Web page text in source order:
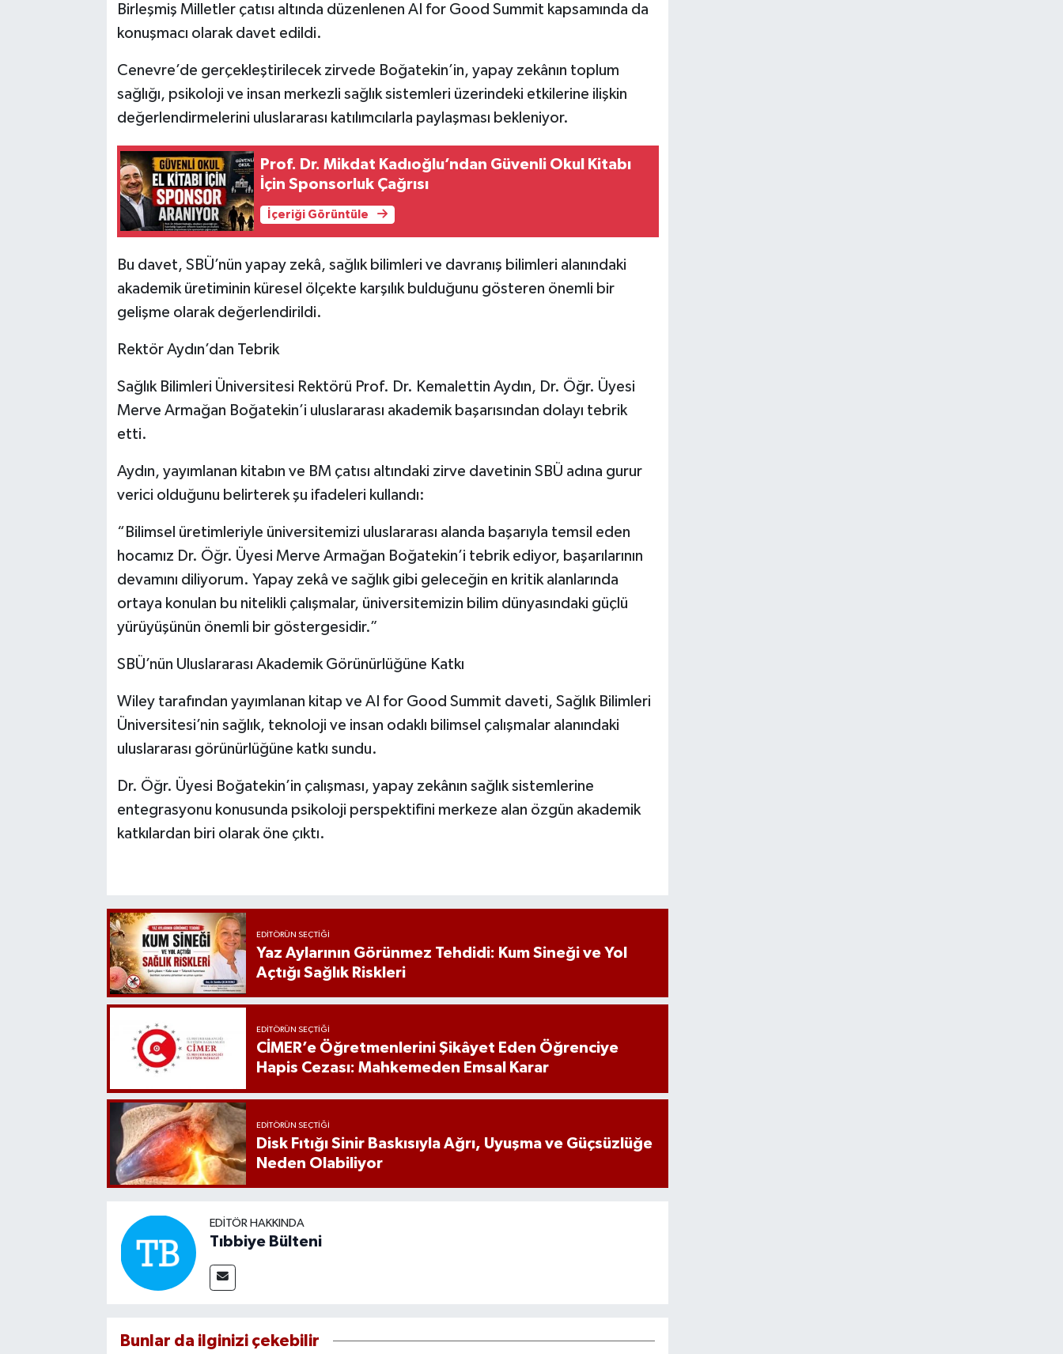
Birleşmiş Milletler çatısı altında düzenlenen AI for Good Summit kapsamında da
konuşmacı olarak davet edildi.
Cenevre’de gerçekleştirilecek zirvede Boğatekin’in, yapay zekânın toplum
sağlığı, psikoloji ve insan merkezli sağlık sistemleri üzerindeki etkilerine ilişkin
değerlendirmelerini uluslararası katılımcılarla paylaşması bekleniyor.
Prof. Dr. Mikdat Kadıoğlu’ndan Güvenli Okul Kitabı
İçin Sponsorluk Çağrısı
İçeriği Görüntüle
Bu davet, SBÜ’nün yapay zekâ, sağlık bilimleri ve davranış bilimleri alanındaki
akademik üretiminin küresel ölçekte karşılık bulduğunu gösteren önemli bir
gelişme olarak değerlendirildi.
Rektör Aydın’dan Tebrik
Sağlık Bilimleri Üniversitesi Rektörü Prof. Dr. Kemalettin Aydın, Dr. Öğr. Üyesi
Merve Armağan Boğatekin’i uluslararası akademik başarısından dolayı tebrik
etti.
Aydın, yayımlanan kitabın ve BM çatısı altındaki zirve davetinin SBÜ adına gurur
verici olduğunu belirterek şu ifadeleri kullandı:
“Bilimsel üretimleriyle üniversitemizi uluslararası alanda başarıyla temsil eden
hocamız Dr. Öğr. Üyesi Merve Armağan Boğatekin’i tebrik ediyor, başarılarının
devamını diliyorum. Yapay zekâ ve sağlık gibi geleceğin en kritik alanlarında
ortaya konulan bu nitelikli çalışmalar, üniversitemizin bilim dünyasındaki güçlü
yürüyüşünün önemli bir göstergesidir.”
SBÜ’nün Uluslararası Akademik Görünürlüğüne Katkı
Wiley tarafından yayımlanan kitap ve AI for Good Summit daveti, Sağlık Bilimleri
Üniversitesi’nin sağlık, teknoloji ve insan odaklı bilimsel çalışmalar alanındaki
uluslararası görünürlüğüne katkı sundu.
Dr. Öğr. Üyesi Boğatekin’in çalışması, yapay zekânın sağlık sistemlerine
entegrasyonu konusunda psikoloji perspektifini merkeze alan özgün akademik
katkılardan biri olarak öne çıktı.
EDITÖRÜN SEÇTIĞI
Yaz Aylarının Görünmez Tehdidi: Kum Sineği ve Yol
Açtığı Sağlık Riskleri
EDITÖRÜN SEÇTIĞI
CİMER’e Öğretmenlerini Şikâyet Eden Öğrenciye
Hapis Cezası: Mahkemeden Emsal Karar
EDITÖRÜN SEÇTIĞI
Disk Fıtığı Sinir Baskısıyla Ağrı, Uyuşma ve Güçsüzlüğe
Neden Olabiliyor
EDITÖR HAKKINDA
Tıbbiye Bülteni
Bunlar da ilginizi çekebilir